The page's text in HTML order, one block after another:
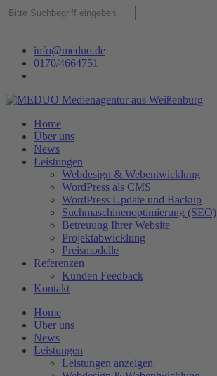
info@meduo.de
0170/4664751
Home
Über uns
News
Leistungen
Webdesign & Webentwicklung
WordPress als CMS
WordPress Update und Backup
Suchmaschinenoptimierung (SEO)
Betreuung Ihrer Website
Projektabwicklung
Preismodelle
Referenzen
Kunden Feedback
Kontakt
Home
Über uns
News
Leistungen
Leistungen anzeigen